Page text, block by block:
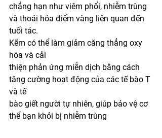
chẳng hạn như viêm phổi, nhiễm trùng
và thoái hóa điểm vàng liên quan đến
tuổi tác.
Kẽm có thể làm giảm căng thẳng oxy
hóa và cải
thiện phản ứng miễn dịch bằng cách
tăng cường hoạt động của các tế bào T
và tế
bào giết người tự nhiên, giúp bảo vệ cơ
thể bạn khỏi bị nhiễm trùng